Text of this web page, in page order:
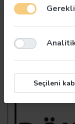
Seçileni